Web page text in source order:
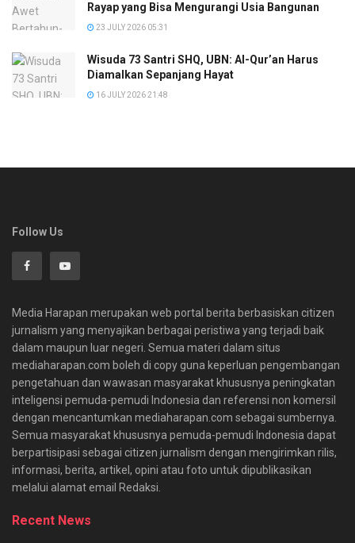
Rayap yang Bisa Mengurangi Usia Bangunan
23 JULY 2026 05:31
Wisuda 73 Santri SHQ, UBN: Al-Qur’an Harus
Diamalkan Sepanjang Hayat
16 JULY 2026 21:48
Follow Us
Media Harapan merupakan web portal berita berbasiskan citizen
jurnalism yang menyajikan berbagai peristiwa yang terjadi baik
dalam maupun luar negeri. Semua materi dalam situs
mediaharapan.com boleh di copy guna keperluan pengembangan
pengetahuan dan wawasan masyarakat khususnya peningkatan
inteligensi pemuda-pemudi Indonesia dan referensi non komersil
dengan mencantumkan mediaharapan.com sebagai sumbernya.
Semua masyarakat khususnya pemuda-pemudi Indonesia dapat
berpartisipasi sebagai citizen jurnalism dengan mengirimkan rilis,
informasi, berita, artikel, opini atau foto untuk dipublikasikan
melalui alamat email Redaksi.
Recent News